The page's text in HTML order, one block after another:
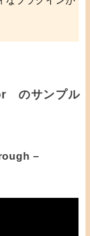
のサンプル
–